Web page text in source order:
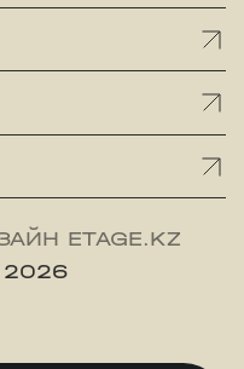
ETAGE.KZ